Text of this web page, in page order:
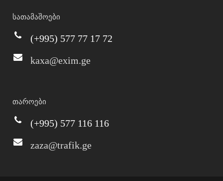
სათამაშოები
(+995) 577 77 17 72
kaxa@exim.ge
თაროები
(+995) 577 116 116
zaza@trafik.ge